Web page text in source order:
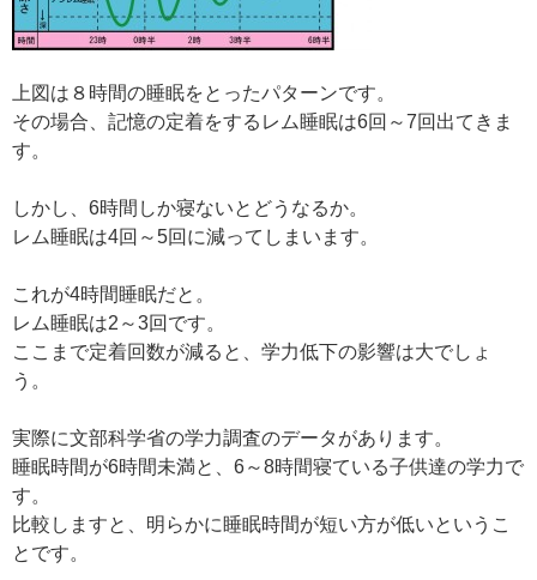
上図は８時間の睡眠をとったパターンです。
その場合、記憶の定着をするレム睡眠は6回～7回出てきま
す。
しかし、6時間しか寝ないとどうなるか。
レム睡眠は4回～5回に減ってしまいます。
これが4時間睡眠だと。
レム睡眠は2～3回です。
ここまで定着回数が減ると、学力低下の影響は大でしょ
う。
実際に文部科学省の学力調査のデータがあります。
睡眠時間が6時間未満と、6～8時間寝ている子供達の学力で
す。
比較しますと、明らかに睡眠時間が短い方が低いというこ
とです。